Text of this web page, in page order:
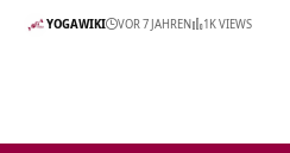
YOGAWIKI VOR 7 JAHREN 1K VIEWS